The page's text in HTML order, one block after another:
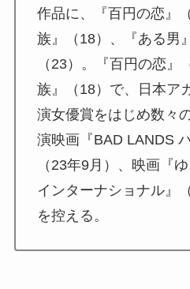
作品に、『百円の恋』
族』（18）、『ある男
（23）。『百円の恋』
族』（18）で、日本ア
演女優賞をはじめ数々
演映画『BAD LANDS
（23年9月）、映画『
インターナショナル』
を控える。